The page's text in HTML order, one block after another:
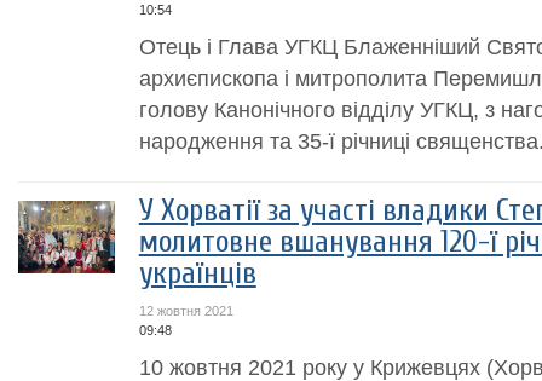
10:54
Отець і Глава УГКЦ Блаженніший
архиєпископа і митрополита
голову Канонічного відділу УГКЦ, з
народження та 35-ї річниці
У Хорватії за участі владики
молитовне вшанування 120-ї
українців
12 жовтня 2021
09:48
10 жовтня 2021 року у Крижевцях